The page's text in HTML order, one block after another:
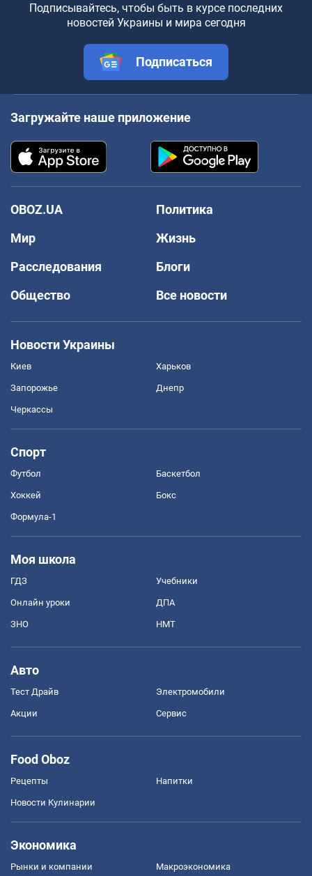
Подписывайтесь, чтобы быть в курсе последних
новостей Украины и мира сегодня
Подписаться
Загружайте наше приложение
OBOZ.UA
Политика
Мир
Жизнь
Расследования
Блоги
Общество
Все новости
Новости Украины
Киев Харьков
Запорожье Днепр
Черкассы
Спорт
Футбол Баскетбол
Хоккей Бокс
Формула-1
Моя школа
ГДЗ Учебники
Онлайн уроки ДПА
ЗНО НМТ
Авто
Тест Драйв Электромобили
Акции Сервис
Food Oboz
Рецепты Напитки
Новости Кулинарии
Экономика
Рынки и компании Mакроэкономика